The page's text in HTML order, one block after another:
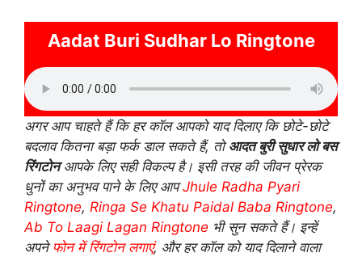
Aadat Buri Sudhar Lo Ringtone
अगर आप चाहते हैं कि हर कॉल आपको याद दिलाए कि छोटे-छोटे
बदलाव कितना बड़ा फर्क डाल सकते हैं, तोआदत बुरी सुधार लो बस
रिंगटोनआपके लिए सही विकल्प है। इसी तरह की जीवन प्रेरक
धुनों का अनुभव पाने के लिए आपJhule Radha Pyari
Ringtone, Ringa Se Khatu Paidal Baba Ringtone,
Ab To Laagi Lagan Ringtone भी सुन सकते हैं। इन्हें
अपने फोन में रिंगटोन लगाएं, और हर कॉल को याद दिलाने वाला